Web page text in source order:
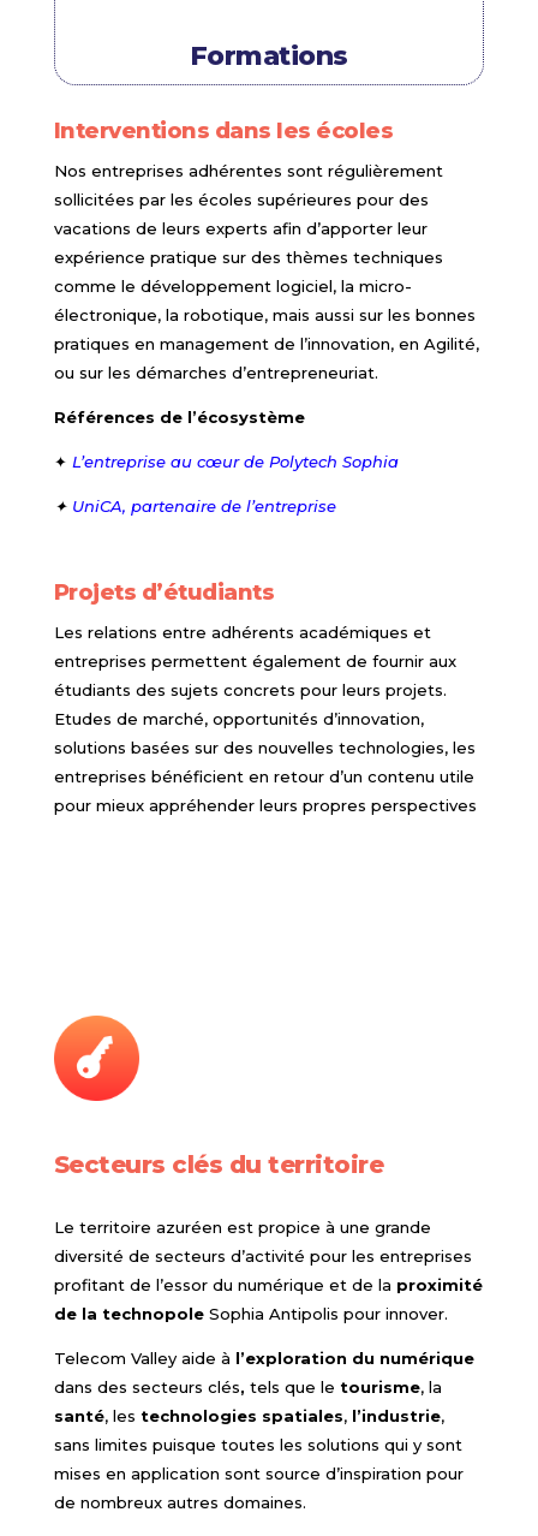
Formations
Interventions dans les écoles
Nos entreprises adhérentes sont régulièrement
sollicitées par les écoles supérieures pour des
vacations de leurs experts afin d’apporter leur
expérience pratique sur des thèmes techniques
comme le développement logiciel, la micro-
électronique, la robotique, mais aussi sur les bonnes
pratiques en management de l’innovation, en Agilité,
ou sur les démarches d’entrepreneuriat.
Références de l’écosystème
✦ L’entreprise au cœur de Polytech Sophia
✦ UniCA, partenaire de l’entreprise
Projets d’étudiants
Les relations entre adhérents académiques et
entreprises permettent également de fournir aux
étudiants des sujets concrets pour leurs projets.
Etudes de marché, opportunités d’innovation,
solutions basées sur des nouvelles technologies, les
entreprises bénéficient en retour d’un contenu utile
pour mieux appréhender leurs propres perspectives
Secteurs clés du territoire
Le territoire azuréen est propice à une grande
diversité de secteurs d’activité pour les entreprises
profitant de l’essor du numérique et de la proximité
de la technopoleSophia Antipolis pour innover.
Telecom Valley aide à l’exploration du numérique
dans des secteurs clés, tels que le tourisme, la
santé, les technologies spatiales, l’industrie,
sans limites puisque toutes les solutions qui y sont
mises en application sont source d’inspiration pour
de nombreux autres domaines.